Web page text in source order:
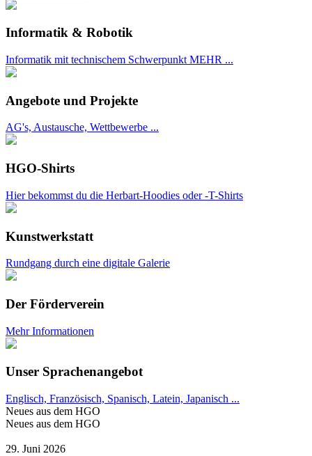
Informatik & Robotik
Informatik mit technischem Schwerpunkt MEHR ...
Angebote und Projekte
AG's, Austausche, Wettbewerbe ...
HGO-Shirts
Hier bekommst du die Herbart-Hoodies oder -T-Shirts
Kunstwerkstatt
Rundgang durch eine digitale Galerie
Der Förderverein
Mehr Informationen
Unser Sprachenangebot
Englisch, Französisch, Spanisch, Latein, Japanisch ...
Neues aus dem HGO
Neues aus dem HGO
29. Juni 2026